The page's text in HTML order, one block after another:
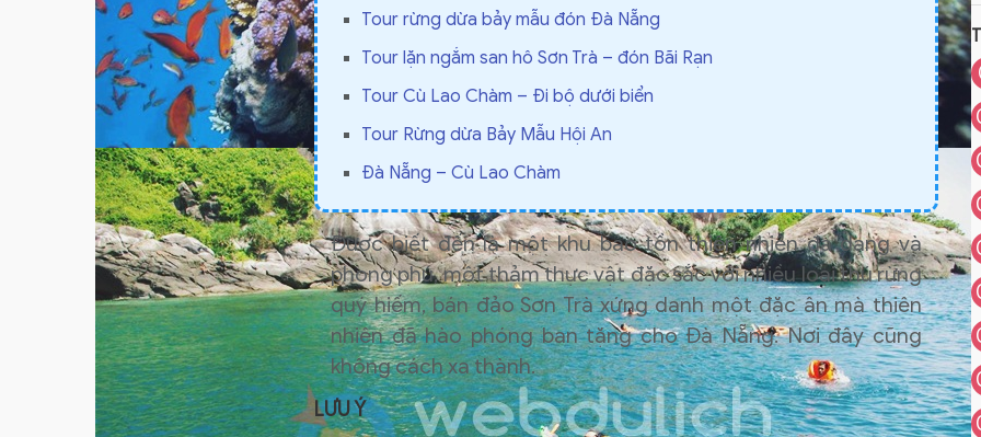
Tour rừng dừa bảy mẫu đón Đà Nẵng
Tour lặn ngắm san hô Sơn Trà – đón Bãi Rạn
Tour Cù Lao Chàm – Đi bộ dưới biển
Tour Rừng dừa Bảy Mẫu Hội An
Đà Nẵng – Cù Lao Chàm
Được biết đến là một khu bảo tồn thiên nhiên đa dạng và
phong phú, một thảm thực vật đặc sắc với nhiều loại thú rừng
quý hiếm, bán đảo Sơn Trà xứng danh một đặc ân mà thiên
nhiên đã hào phóng ban tặng cho Đà Nẵng. Nơi đây cũng
không cách xa thành.
LƯU Ý